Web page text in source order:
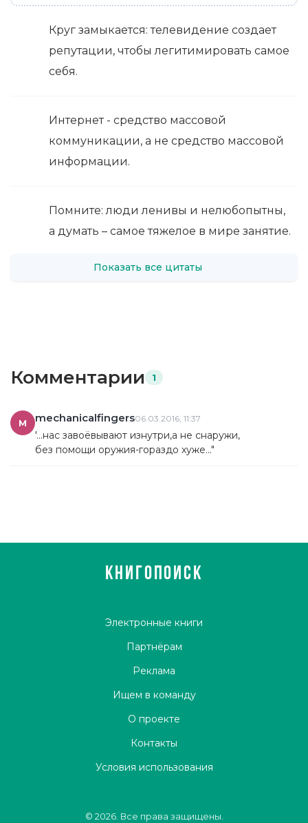
Круг замыкается: телевидение создает
репутации, чтобы легитимировать самое
себя.
Интернет - средство массовой
коммуникации, а не средство массовой
информации.
Помните: люди ленивы и нелюбопытны,
а думать – самое тяжелое в мире занятие.
Показать все цитаты
Комментарии 1
M mechanicalfingers06.03.2016, 11:37
'...нас завоёвывают изнутри,а не снаружи,
без помощи оружия-гораздо хуже..."
КНИГОПОИСК
Электронные книги
Партнёрам
Реклама
Ищем в команду
О проекте
Контакты
Условия использования
© 2026. Все права защищены.